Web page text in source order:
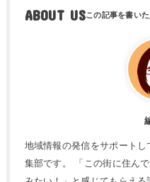
ABOUT US
地域情報の発信をサポート
集部です。 「この街に住ん